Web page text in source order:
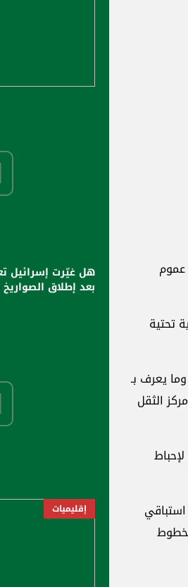
عموم
تحتية
يعرف بـ
الثقل
هل غيّرت إسرائيل
بعد إطلاق
إقليميات